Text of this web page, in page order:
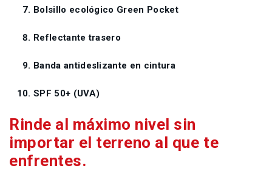
Bolsillo ecológico Green Pocket
Reflectante trasero
Banda antideslizante en cintura
SPF 50+ (UVA)
Rinde al máximo nivel sin
importar el terreno al que te
enfrentes.